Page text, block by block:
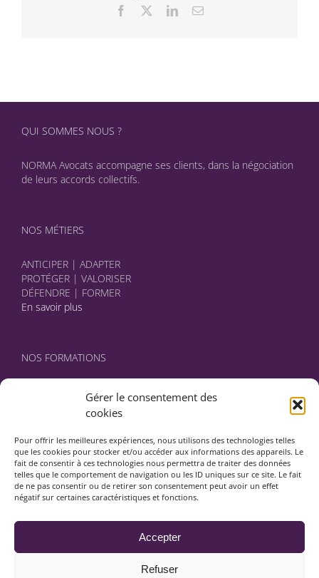
Gérer le consentement des
cookies
Pour offrir les meilleures expériences, nous utilisons des technologies telles
que les cookies pour stocker et/ou accéder aux informations des appareils. Le
fait de consentir à ces technologies nous permettra de traiter des données
telles que le comportement de navigation ou les ID uniques sur ce site. Le fait
de ne pas consentir ou de retirer son consentement peut avoir un effet
négatif sur certaines caractéristiques et fonctions.
Accepter
Refuser
Facebook LinkedInEmail
QUI SOMMES NOUS ?
NORMA Avocats accompagne ses clients, dans la négociation
de leurs accords collectifs.
NOS MÉTIERS
ANTICIPER | ADAPTER
PROTÉGER | VALORISER
DÉFENDRE | FORMER
En savoir plus
NOS FORMATIONS
Certifié DATADOCK, NORMA Avocats élabore avec vous des
programmes sur mesure.
NOUS CONTACTER
18 rue de Vienne
75008 Paris